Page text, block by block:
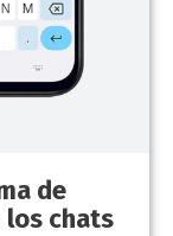
de
los chats